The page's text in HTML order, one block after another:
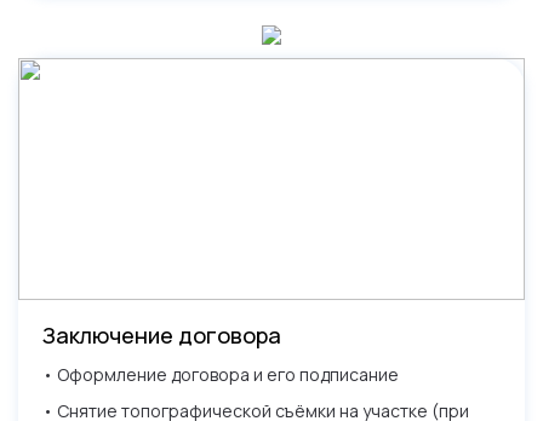
Заключение договора
• Оформление договора и его подписание
• Снятие топографической съёмки на участке (при